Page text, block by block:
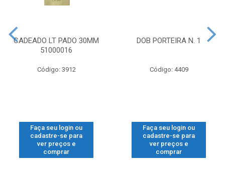
CADEADO LT PADO 30MM
51000016
Código: 3912
Faça seu login ou
cadastre-se para
ver preços e
comprar
DOB PORTEIRA N. 1
Código: 4409
Faça seu login ou
cadastre-se para
ver preços e
comprar